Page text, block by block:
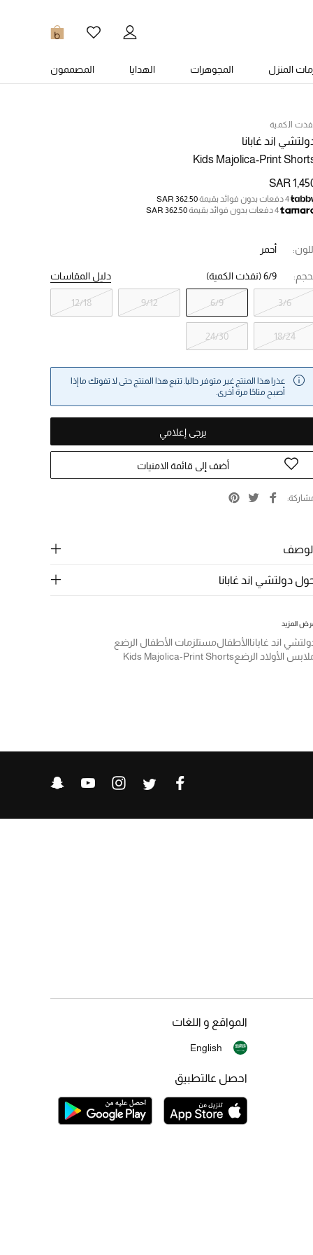
0
المنزل المجوهرات الهدايا المصممون
الكمية
اند غابانا
Kids Majolica-Print
SAR
4 دفعات بدون فوائد بقيمة
SAR 362.50
4 دفعات بدون فوائد بقيمة
SAR 362.50
أحمر
6/9(نفذت الكمية) دليل المقاسات
3/6
6/9
9/12
12/18
18/24
24/30
عذرا هذا المنتج غير متوفر حاليا. تتبع هذا المنتج حتى لا تفوتك ما إذا
أصبح متاحًا مرة أخرى.
يرجى إعلامي
أضف إلى قائمة الامنيات
دولتشي اند غابانا
المزيد
اند غاباناالأطفالمستلزمات الأطفال الرضع
الأولاد الرضعKids Majolica-Print Shorts
المواقع و اللغات
English
احصل عالتطبيق